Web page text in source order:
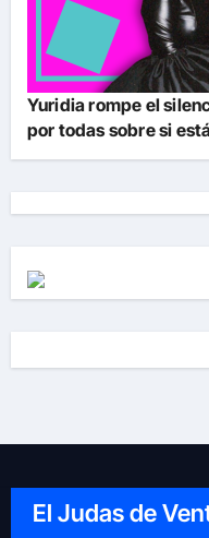
Yuridia rompe el
por todas sobre si
El Judas de